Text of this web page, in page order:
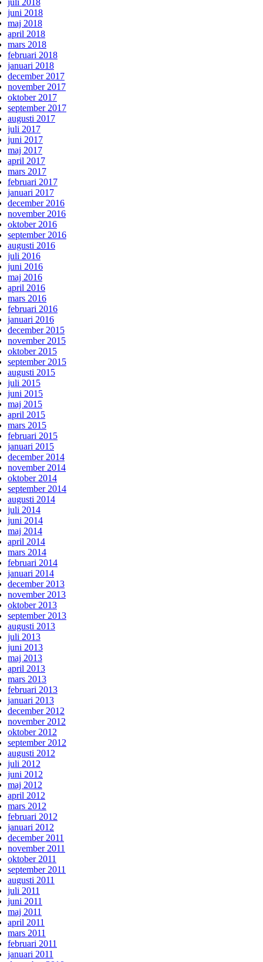
juni 2018
maj 2018
april 2018
mars 2018
februari 2018
januari 2018
december 2017
november 2017
oktober 2017
september 2017
augusti 2017
juli 2017
juni 2017
maj 2017
april 2017
mars 2017
februari 2017
januari 2017
december 2016
november 2016
oktober 2016
september 2016
augusti 2016
juli 2016
juni 2016
maj 2016
april 2016
mars 2016
februari 2016
januari 2016
december 2015
november 2015
oktober 2015
september 2015
augusti 2015
juli 2015
juni 2015
maj 2015
april 2015
mars 2015
februari 2015
januari 2015
december 2014
november 2014
oktober 2014
september 2014
augusti 2014
juli 2014
juni 2014
maj 2014
april 2014
mars 2014
februari 2014
januari 2014
december 2013
november 2013
oktober 2013
september 2013
augusti 2013
juli 2013
juni 2013
maj 2013
april 2013
mars 2013
februari 2013
januari 2013
december 2012
november 2012
oktober 2012
september 2012
augusti 2012
juli 2012
juni 2012
maj 2012
april 2012
mars 2012
februari 2012
januari 2012
december 2011
november 2011
oktober 2011
september 2011
augusti 2011
juli 2011
juni 2011
maj 2011
april 2011
mars 2011
februari 2011
januari 2011